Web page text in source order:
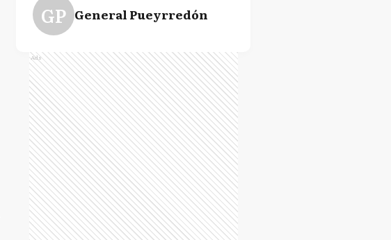
Adela Segarra
GP General Pueyrredón
Ads